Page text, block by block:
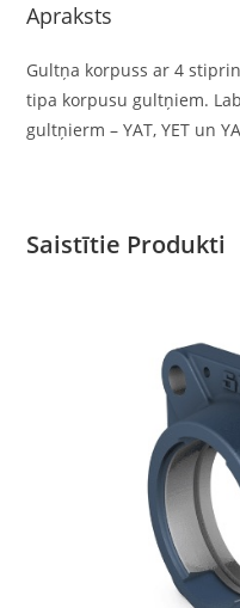
Apraksts
Gultņa korpuss ar 4
tipa korpusu gultņiem.
gultņierm – YAT, YET un
Saistītie Produkti